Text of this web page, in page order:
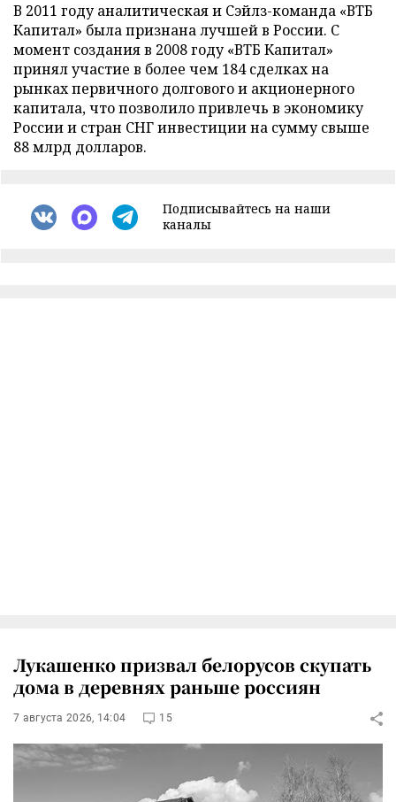
В 2011 году аналитическая и Сэйлз-команда «ВТБ
Капитал» была признана лучшей в России. С
момент создания в 2008 году «ВТБ Капитал»
принял участие в более чем 184 сделках на
рынках первичного долгового и акционерного
капитала, что позволило привлечь в экономику
России и стран СНГ инвестиции на сумму свыше
88 млрд долларов.
Подписывайтесь на наши
каналы
Лукашенко призвал белорусов скупать
дома в деревнях раньше россиян
7 августа 2026, 14:04 15